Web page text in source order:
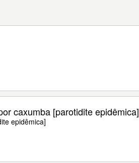
caxumba [parotidite epidêmica]
epidêmica]